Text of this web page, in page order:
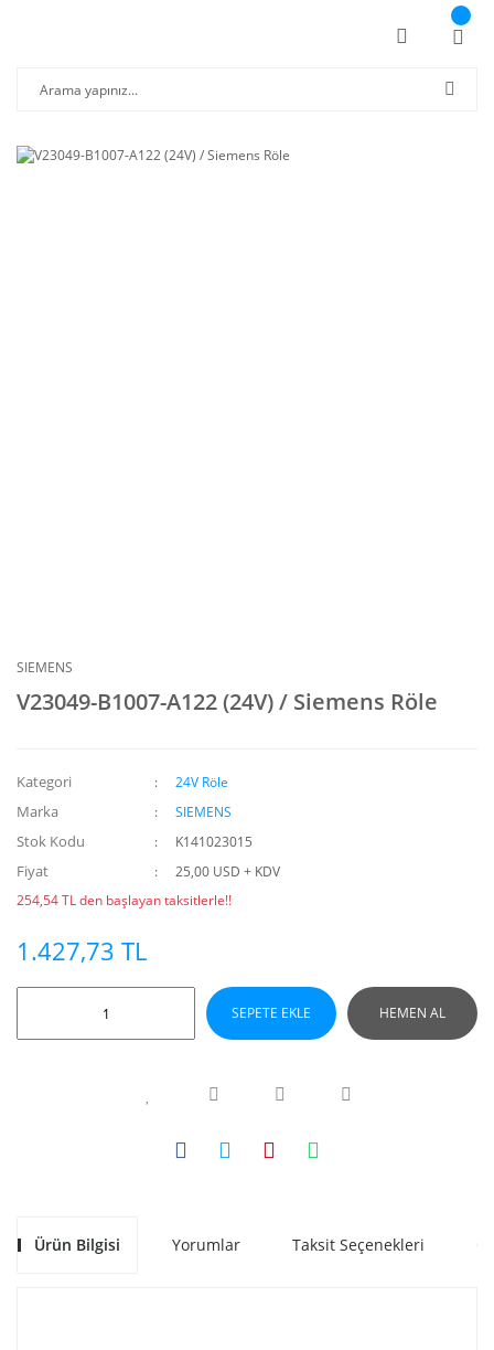
SIEMENS
V23049-B1007-A122 (24V) / Siemens Röle
Kategori 24V Röle
Marka SIEMENS
Stok Kodu K141023015
Fiyat
25,00 USD + KDV
254,54 TL den başlayan taksitlerle!!
1.427,73 TL
SEPETE EKLE HEMEN AL
Ürün Bilgisi Yorumlar Taksit Seçenekleri